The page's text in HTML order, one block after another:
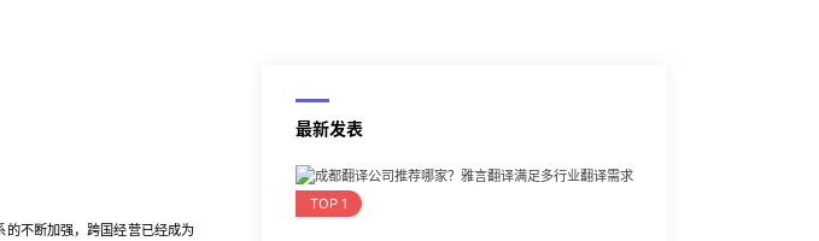
不断加强，跨国经营已经成为
最新发表
TOP 1